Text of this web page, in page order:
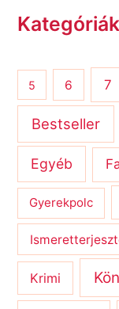
Kategóriák
5 6 7
Bestseller
Egyéb
Gyerekpolc
Krimi